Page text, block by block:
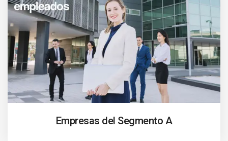
Empresas del Segmento A